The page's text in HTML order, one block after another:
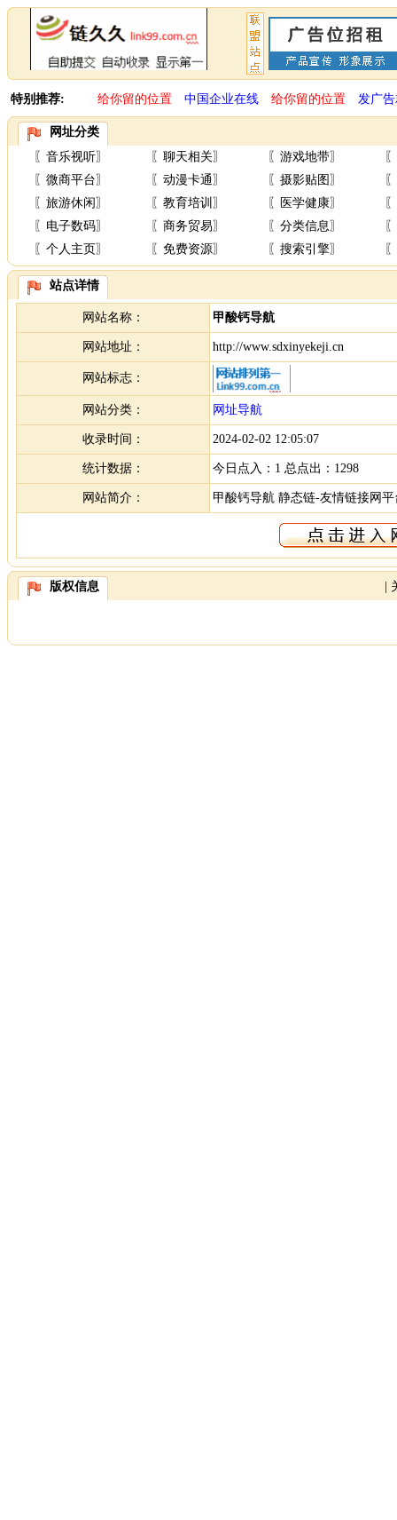
特别推荐: 给你留的位置 中国企业在线 给你留的位置 发广
网址分类
〖 音乐视听〗 〖 聊天相关〗 〖 游戏地带〗
〖
〖 微商平台〗 〖 动漫卡通 〗 〖 摄影贴图 〗
〖
〖 旅游休闲 〗 〖 教育培训 〗 〖 医学健康〗
〖
〖 电子数码〗 〖 商务贸易〗 〖 分类信息〗
〖
〖 个人主页〗 〖 免费资源〗 〖 搜索引擎〗 〖
站点详情
网站名称： 甲酸钙导航
网站地址： http://www.sdxinyekeji.cn
网站标志：
网站分类： 网址导航
收录时间： 2024-02-02 12:05:07
统计数据： 今日点入：1 总点出：1298
网站简介： 甲酸钙导航 静态链-友情链接网平
版权信息